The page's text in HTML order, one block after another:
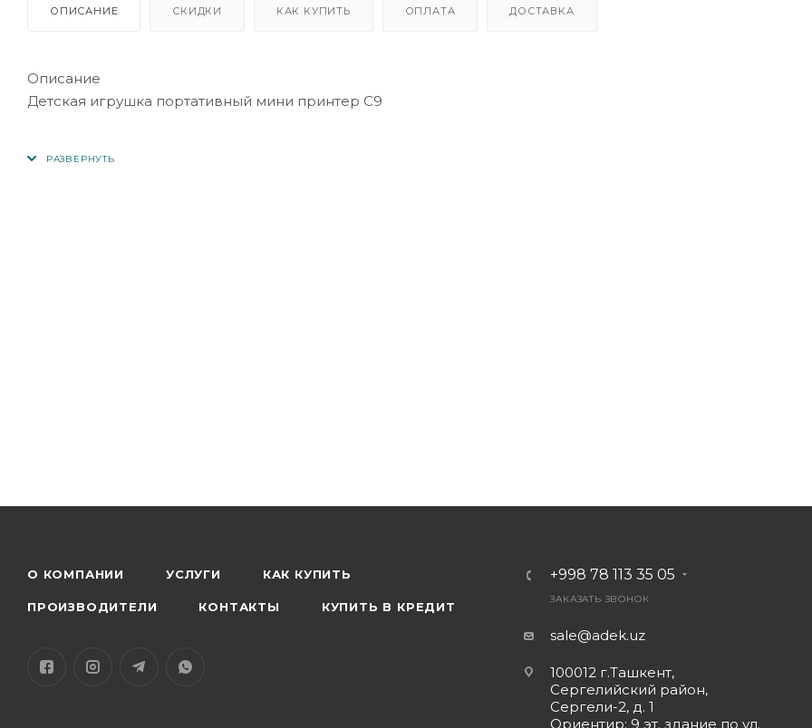
ОПИСАНИЕ СКИДКИ КАК КУПИТЬ ОПЛАТА ДОСТАВКА
Описание
Детская игрушка портативный мини принтер C9
О КОМПАНИИ УСЛУГИ КАК КУПИТЬ
ПРОИЗВОДИТЕЛИ КОНТАКТЫ КУПИТЬ В КРЕДИТ
+998 78 113 35 05
ЗАКАЗАТЬ ЗВОНОК
sale@adek.uz
100012 г.Ташкент,
Сергелийский район,
Сергели-2, д. 1
Ориентир: 9 эт. здание по ул.